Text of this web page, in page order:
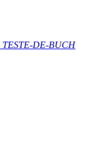
TESTE-DE-BUCH